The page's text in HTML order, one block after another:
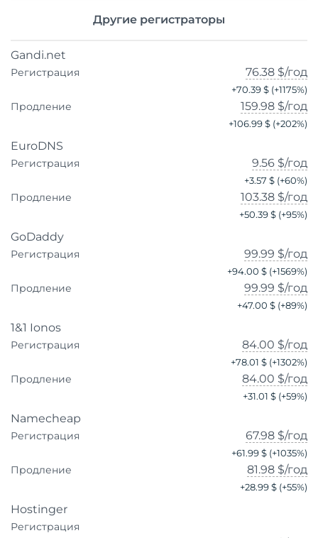
Другие регистраторы
Gandi.net
Регистрация 76.38 $/год
+70.39 $ (+1175%)
Продление 159.98 $/год
+106.99 $ (+202%)
EuroDNS
Регистрация 9.56 $/год
+3.57 $ (+60%)
Продление 103.38 $/год
+50.39 $ (+95%)
GoDaddy
Регистрация 99.99 $/год
+94.00 $ (+1569%)
Продление 99.99 $/год
+47.00 $ (+89%)
1&1 Ionos
Регистрация 84.00 $/год
+78.01 $ (+1302%)
Продление 84.00 $/год
+31.01 $ (+59%)
Namecheap
Регистрация 67.98 $/год
+61.99 $ (+1035%)
Продление 81.98 $/год
+28.99 $ (+55%)
Hostinger
Регистрация